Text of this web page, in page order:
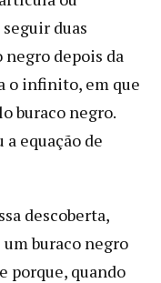
duas
depois da
o infinito, em que
buraco negro.
equação de
descoberta,
buraco negro
porque, quando